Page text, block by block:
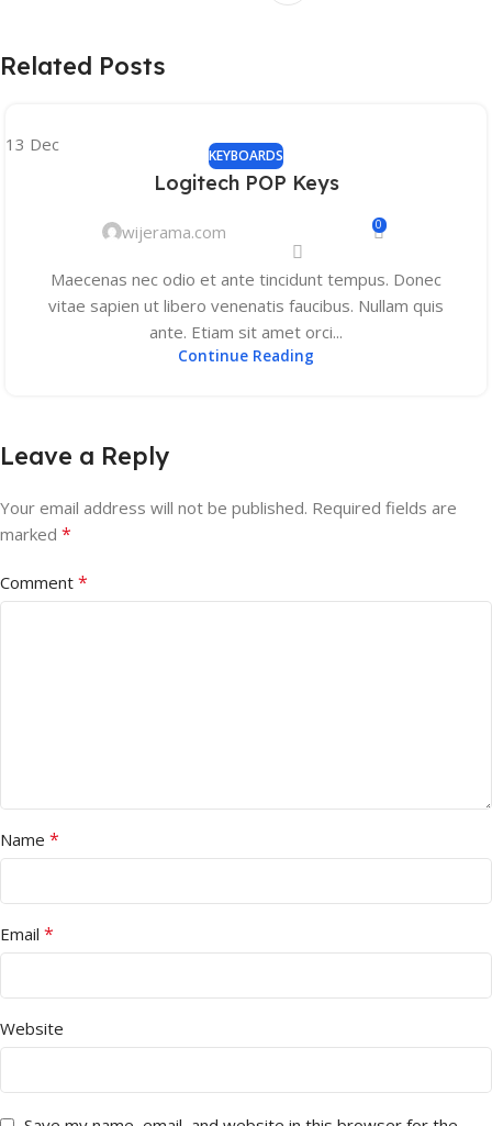
Related Posts
13 Dec
KEYBOARDS
Logitech POP Keys
wijerama.com 0
Maecenas nec odio et ante tincidunt tempus. Donec
vitae sapien ut libero venenatis faucibus. Nullam quis
ante. Etiam sit amet orci...
Continue Reading
Leave a Reply
Your email address will not be published. Required fields are
marked *
Comment *
Name *
Email *
Website